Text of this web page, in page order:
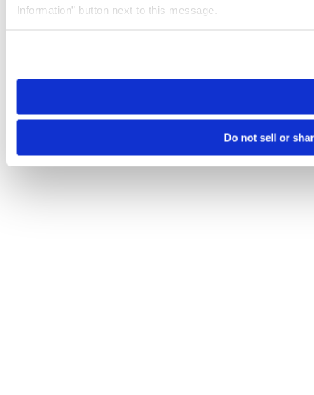
Information” button next to this message.
need to be set again.
Do not sell or